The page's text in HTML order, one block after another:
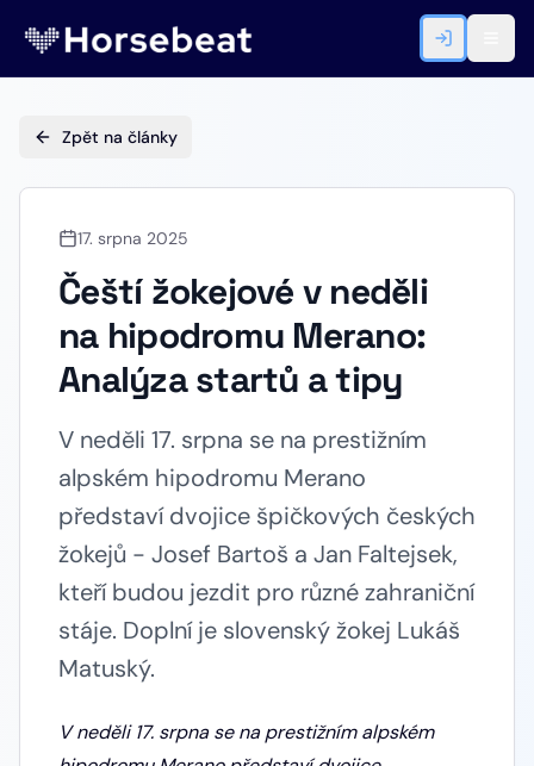
Zpět na články
17. srpna 2025
Čeští žokejové v neděli
na hipodromu Merano:
Analýza startů a tipy
V neděli 17. srpna se na prestižním
alpském hipodromu Merano
představí dvojice špičkových českých
žokejů - Josef Bartoš a Jan Faltejsek,
kteří budou jezdit pro různé zahraniční
stáje. Doplní je slovenský žokej Lukáš
Matuský.
V neděli 17. srpna se na prestižním alpském